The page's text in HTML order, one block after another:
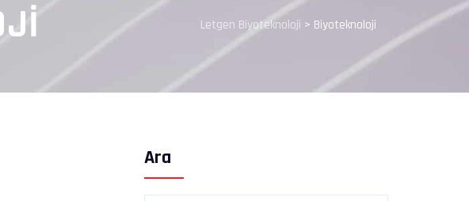
Letgen Biyoteknoloji > Biyoteknoloji
Ara